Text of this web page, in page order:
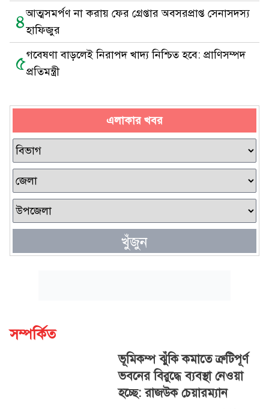
৪আত্মসমর্পণ না করায় ফের গ্রেপ্তার অবসরপ্রাপ্ত সেনাসদস্য
হাফিজুর
৫গবেষণা বাড়লেই নিরাপদ খাদ্য নিশ্চিত হবে: প্রাণিসম্পদ
প্রতিমন্ত্রী
এলাকার খবর
খুঁজুন
সম্পর্কিত
ভূমিকম্প ঝুঁকি কমাতে ত্রুটিপূর্ণ
ভবনের বিরুদ্ধে ব্যবস্থা নেওয়া
হচ্ছে: রাজউক চেয়ারম্যান